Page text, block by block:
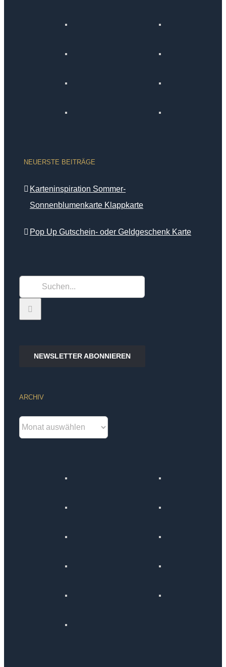
NEUERSTE BEITRÄGE
Karteninspiration Sommer-
Sonnenblumenkarte Klappkarte
Pop Up Gutschein- oder Geldgeschenk Karte
nach:
NEWSLETTER ABONNIEREN
ARCHIV
Archiv